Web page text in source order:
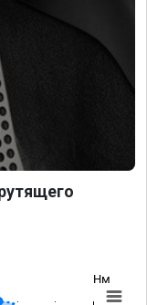
Нм